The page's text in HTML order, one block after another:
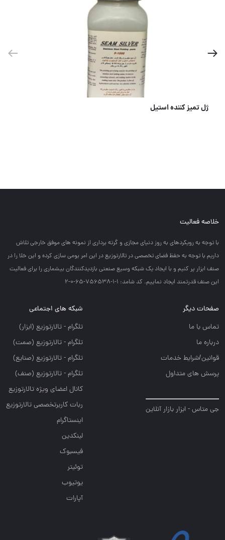
خلاصه فعالیت
با توجه به رويكردهاي به روز دنياي مجازي و گرته برداري از نمونه هاي موفق خارجي تلاش
داريم با توجه به حفظ فضاي تخصصي در تالارتوزيع در اين امر بومي سازي كرده و اين خلا را در
صنف ابزار پر كنيم و با ايجاد يك شبكه وسيع صنعتي بازديدكنندگان بيشماري را براي فعاليت
اين صنف قدرتمند ايجاد نماييم. کد شامد: 1-1-756538-65-0-2
صفحات دیگر
تماس با ما
درباره ما
قوانین/شرایط خدمات
پرسش های متداول
جی متاس - ابزار بازار آنلاین
شبکه های اجتماعی
تلگرام - تالارتوزيع (ابزار)
تلگرام - تالارتوزيع (صمت)
تلگرام - تالارتوزيع (صنايع)
تلگرام - تالارتوزیع (صنف)
کانال اعضای ویژه تالارتوزیع
ربات کاربرتخصصی تالارتوزیع
اینستاگرام
لینکدین
فیسبوک
توئیتر
یوتیوب
آپارات